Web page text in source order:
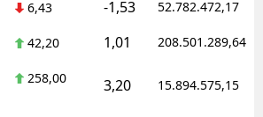
Niğde
6,43 -1,53 52.782.472,17
42,20 1,01 208.501.289,64
258,00 3,20 15.894.575,15